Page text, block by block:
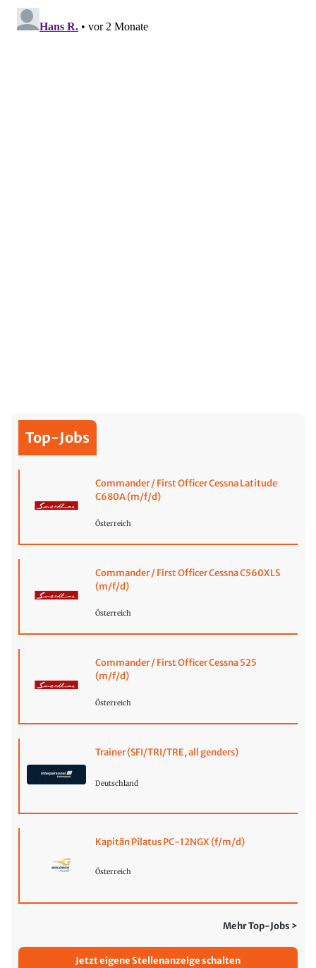
Top-Jobs
Commander / First Officer Cessna Latitude
C680A (m/f/d)
Österreich
Commander / First Officer Cessna C560XLS
(m/f/d)
Österreich
Commander / First Officer Cessna 525
(m/f/d)
Österreich
Trainer (SFI/TRI/TRE, all genders)
Deutschland
Kapitän Pilatus PC-12NGX (f/m/d)
Österreich
Mehr Top-Jobs >
Jetzt eigene Stellenanzeige schalten